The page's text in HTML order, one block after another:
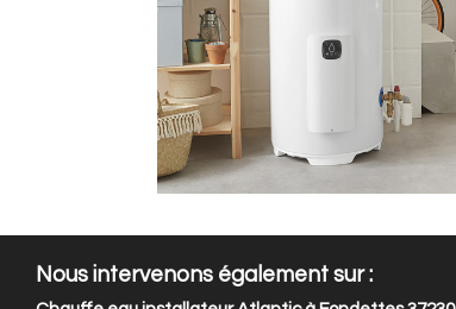
Nous intervenons également sur :